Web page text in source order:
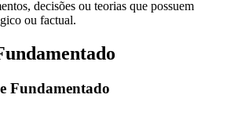
decisões ou teorias que possuem
ou factual.
Fundamentado